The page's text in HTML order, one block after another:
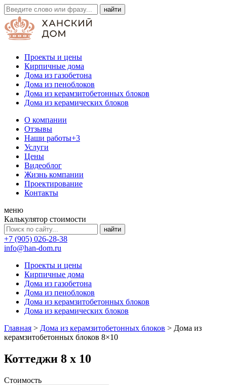
Проекты и цены
Кирпичные дома
Дома из газобетона
Дома из пеноблоков
Дома из керамзитобетонных блоков
Дома из керамических блоков
О компании
Отзывы
Наши работы+3
Услуги
Цены
Видеоблог
Жизнь компании
Проектирование
Контакты
меню
Калькулятор стоимости
+7 (905) 026-28-38
info@han-dom.ru
Проекты и цены
Кирпичные дома
Дома из газобетона
Дома из пеноблоков
Дома из керамзитобетонных блоков
Дома из керамических блоков
Главная > Дома из керамзитобетонных блоков > Дома из
керамзитобетонных блоков 8×10
Коттеджи 8 х 10
Стоимость